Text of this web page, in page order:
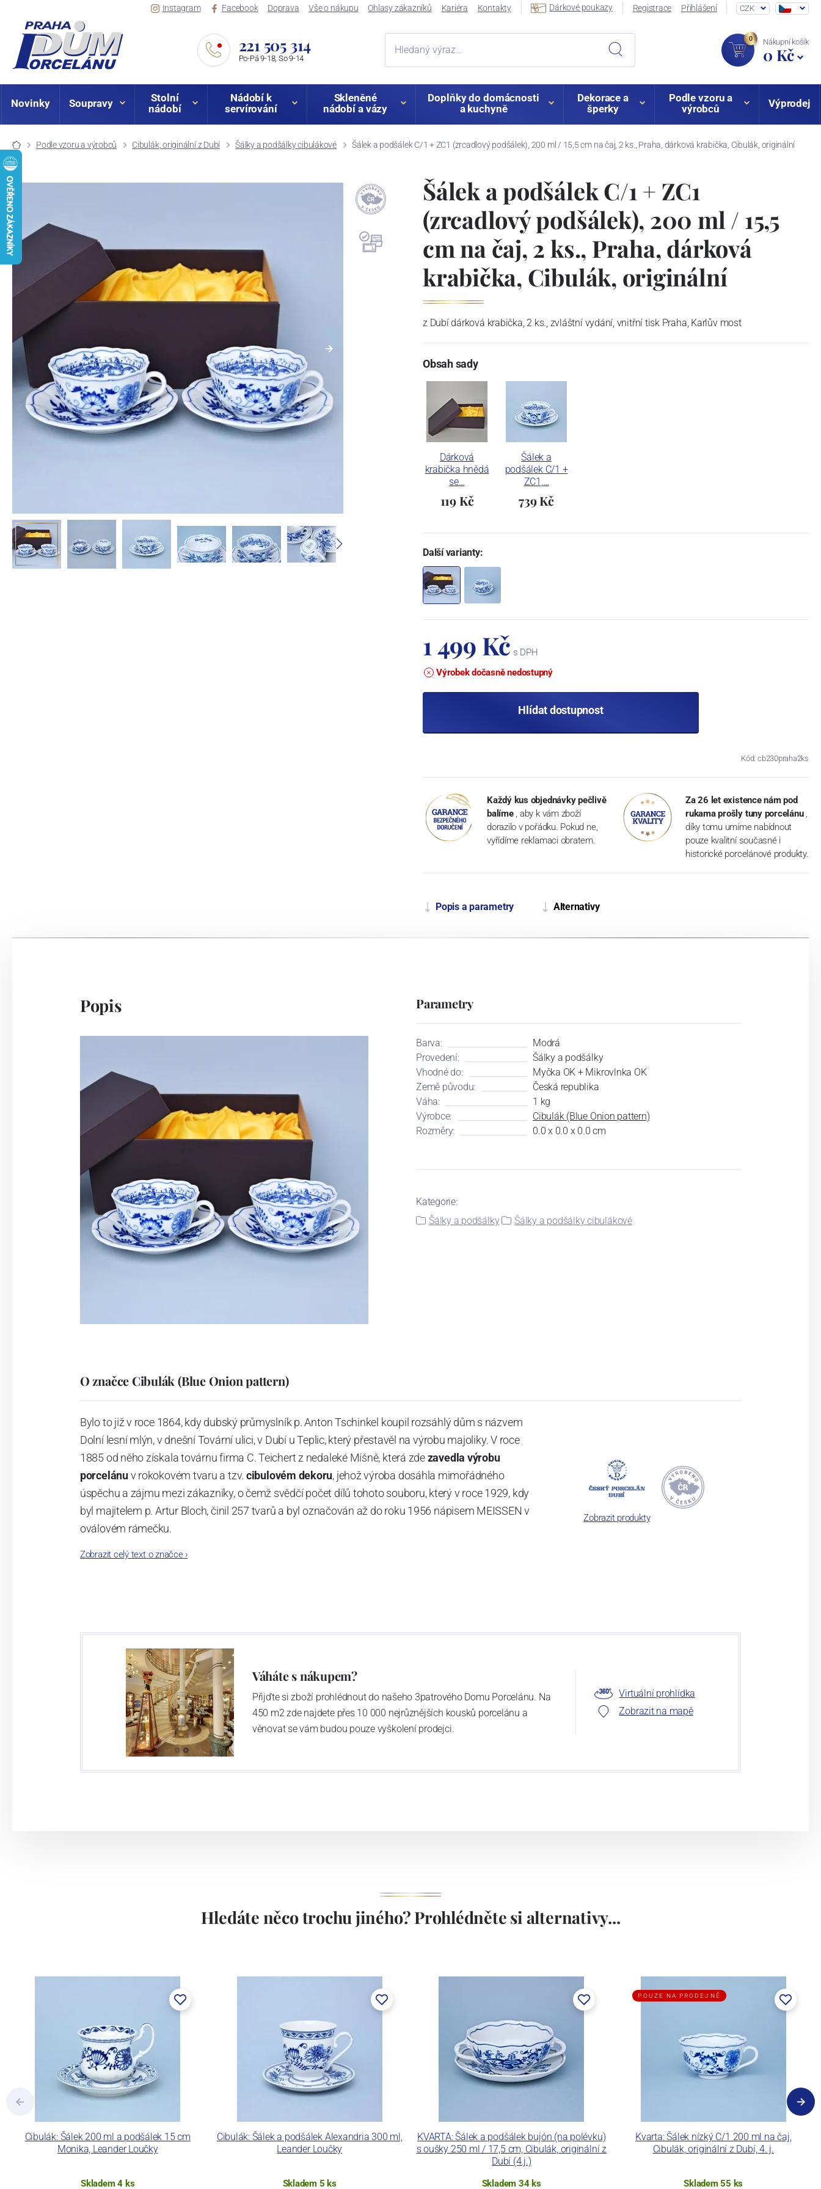
Instagram Facebook Doprava Vše o nákupu Ohlasy zákazníků Kariéra Kontakty Dárkové poukazy Registrace Přihlášení CZK
221 505 314
Po-Pá 9-18, So 9-14
0 Nákupní košík
0 Kč
Novinky Soupravy
Stolní
nádobí
Nádobí k
servírování
Skleněné
nádobí a vázy
Doplňky do domácnosti
a kuchyně
Dekorace a
šperky
Podle vzoru a
výrobců
Výprodej
Podle vzoru a výrobců Cibulák, originální z Dubí Šálky a podšálky cibulákové Šálek a podšálek C/1 + ZC1 (zrcadlový podšálek), 200 ml / 15,5 cm na čaj, 2 ks., Praha, dárková krabička, Cibulák, originální
Šálek a podšálek C/1 + ZC1
(zrcadlový podšálek), 200 ml / 15,5
cm na čaj, 2 ks., Praha, dárková
krabička, Cibulák, originální
z Dubí dárková krabička, 2 ks., zvláštní vydání, vnitřní tisk Praha, Karlův most
Obsah sady
Dárková
krabička hnědá
se…
119 Kč
Šálek a
podšálek C/1 +
ZC1,…
739 Kč
Další varianty:
1 499 Kč s DPH
Výrobek dočasně nedostupný
Hlídat dostupnost
Kód: cb230praha2ks
Každý kus objednávky pečlivě
balíme , aby k vám zboží
dorazilo v pořádku. Pokud ne,
vyřídíme reklamaci obratem.
Za 26 let existence nám pod
rukama prošly tuny porcelánu ,
díky tomu umíme nabídnout
pouze kvalitní současné i
historické porcelánové produkty.
Popis a parametry Alternativy
Popis Parametry
Barva:
Modrá
Provedení:
Šálky a podšálky
Vhodné do:
Myčka OK + Mikrovlnka OK
Země původu:
Česká republika
Váha:
1 kg
Výrobce:
Cibulák (Blue Onion pattern)
Rozměry:
0.0 x 0.0 x 0.0 cm
Kategorie:
Šálky a podšálky
Šálky a podšálky cibulákové
O značce Cibulák (Blue Onion pattern)
Bylo to již v roce 1864, kdy dubský průmyslník p. Anton Tschinkel koupil rozsáhlý dům s názvem
Dolní lesní mlýn, v dnešní Tovární ulici, v Dubí u Teplic, který přestavěl na výrobu majoliky. V roce
1885 od něho získala továrnu firma C. Teichert z nedaleké Míšně, která zdezavedla výrobu
porcelánuv rokokovém tvaru a tzv. cibulovém dekoru, jehož výroba dosáhla mimořádného
úspěchu a zájmu mezi zákazníky, o čemž svědčí počet dílů tohoto souboru, který v roce 1929, kdy
byl majitelem p. Artur Bloch, činil 257 tvarů a byl označován až do roku 1956 nápisem MEISSEN v
oválovém rámečku.
Dnes, kdy čtete tento úvod, nese firma název
Zobrazit celý text o značce›
Zobrazit produkty
Váháte s nákupem?
Přijďte si zboží prohlédnout do našeho 3patrového Domu Porcelánu. Na
450 m2 zde najdete přes 10 000 nejrůznějších kousků porcelánu a
věnovat se vám budou pouze vyškolení prodejci.
Virtuální prohlídka
Zobrazit na mapě
Hledáte něco trochu jiného? Prohlédněte si alternativy...
Cibulák: Šálek 200 ml a podšálek 15 cm
Monika, Leander Loučky
Skladem 4 ks
Cibulák: Šálek a podšálek Alexandria 300 ml,
Leander Loučky
Skladem 5 ks
KVARTA: Šálek a podšálek bujón (na polévku)
s oušky 250 ml / 17,5 cm, Cibulák, originální z
Dubí (4.j.)
Skladem 34 ks
Kvarta: Šálek nízký C/1 200 ml na čaj,
Cibulák, originální z Dubí, 4. j.
POUZE NA PRODEJNĚ
Skladem 55 ks